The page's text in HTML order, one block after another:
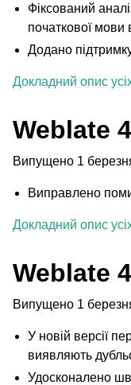
Фіксований
початкової
Додано
Докладний опис
Weblate
Випущено 1
Виправлено
Докладний опис
Weblate
Випущено 1
У новій версії
виявляють
Удосконалено